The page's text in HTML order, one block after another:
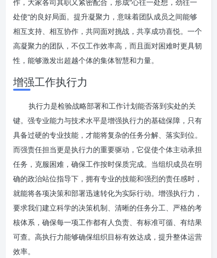
作，大家各司其职又紧密配合，形成“心往一处想，劲往一
处使”的良好局面。提升凝聚力，意味着团队成员之间能够
相互支持、相互协作，共同面对挑战，共享成功喜悦。一个
高凝聚力的团队，不仅工作效率高，而且面对困难时更具韧
性，能够激发出超越个体的集体智慧和力量。
增强工作执行力
执行力是检验战略部署和工作计划能否落到实处的关
键。强专业能力与技术水平是增强执行力的基础保障，只有
具备过硬的专业技能，才能将复杂的任务分解、落实到位。
而强责任担当更是执行力的重要驱动，它促使个体主动承担
任务，克服困难，确保工作按时保质完成。当组织成员在明
确的政治站位指导下，拥有专业的技能和强烈的责任感时，
就能将各项决策和部署迅速转化为实际行动。增强执行力，
要求我们建立科学的决策机制、清晰的任务分工、严格的考
核体系，确保每一项工作都有人负责、有标准可循、有结果
可查。高执行力能够确保组织目标有效达成，提升整体运营
效率。